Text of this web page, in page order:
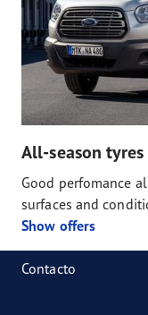
All-season tyres
Good perfomance
surfaces and
Show offers
Contacto